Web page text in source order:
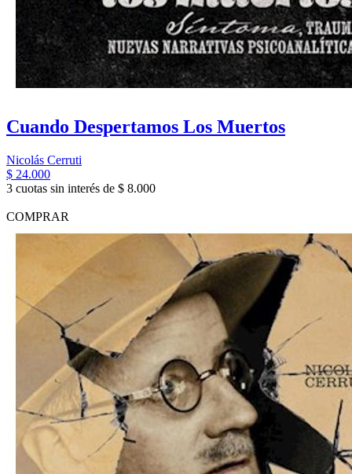
Cuando Despertamos Los Muertos
Nicolás Cerruti
$ 24.000
3 cuotas sin interés de $ 8.000
COMPRAR